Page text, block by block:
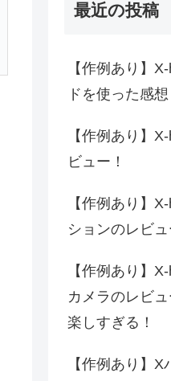
最近の投稿
【作例あり】
ドを使った感想
【作例あり】
ビュー！
【作例あり】
ションのレビュ
【作例あり】
カメラのレビ
楽しすぎる！
【作例あり】